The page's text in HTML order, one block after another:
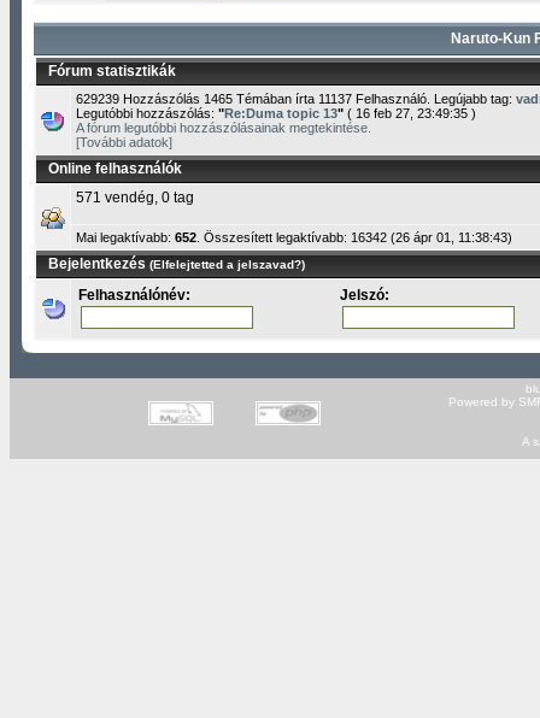
Naruto-Kun
Fórum statisztikák
629239 Hozzászólás 1465 Témában írta 11137 Felhasználó. Legújabb tag:
Legutóbbi hozzászólás: "Re:Duma topic 13"( 16 feb 27, 23:49:35 )
A fórum legutóbbi hozzászólásainak megtekintése.
[További adatok]
Online felhasználók
571 vendég, 0 tag
Mai legaktívabb: 652. Összesített legaktívabb: 16342 (26 ápr 01, 11:38:43)
Bejelentkezés (Elfelejtetted a jelszavad?)
Felhasználónév: Jelszó:
Powered by
A